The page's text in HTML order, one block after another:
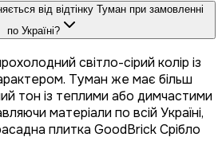
від відтінку Туман при замовленні
по Україні?
світло-сірий колір із
Туман же має більш
тон із теплими або димчастими
матеріали по всій Україні,
плитка GoodBrick Срібло